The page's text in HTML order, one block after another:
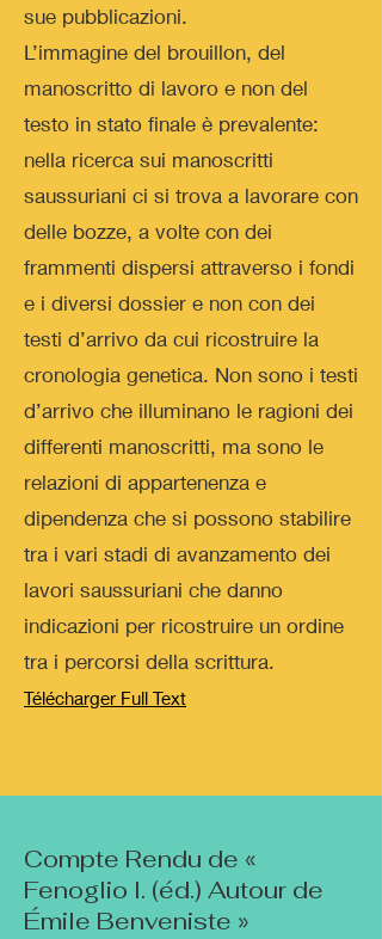
sue pubblicazioni.
L’immagine del brouillon, del
manoscritto di lavoro e non del
testo in stato finale è prevalente:
nella ricerca sui manoscritti
saussuriani ci si trova a lavorare con
delle bozze, a volte con dei
frammenti dispersi attraverso i fondi
e i diversi dossier e non con dei
testi d’arrivo da cui ricostruire la
cronologia genetica. Non sono i testi
d’arrivo che illuminano le ragioni dei
differenti manoscritti, ma sono le
relazioni di appartenenza e
dipendenza che si possono stabilire
tra i vari stadi di avanzamento dei
lavori saussuriani che danno
indicazioni per ricostruire un ordine
tra i percorsi della scrittura.
Télécharger Full Text
Compte Rendu de «
Fenoglio I. (éd.) Autour de
Émile Benveniste »